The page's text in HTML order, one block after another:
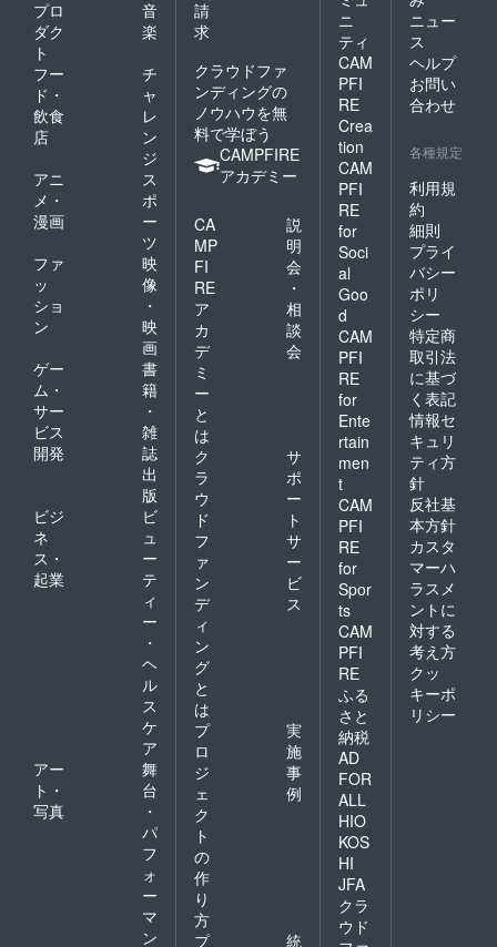
プロ
ダク
ト
音
楽
フー
ド・
飲食
店
チ
ャ
レ
ン
ジ
アニ
メ・
漫画
ス
ポ
ー
ツ
ファ
ッ
ショ
ン
映
像
・
映
画
ゲー
ム・
サー
ビス
開発
書
籍
・
雑
誌
出
版
ビジ
ネ
ス・
起業
ビ
ュ
ー
テ
ィ
ー
・
ヘ
ル
ス
ケ
ア
アー
ト・
写真
舞
台
・
パ
フ
ォ
ー
マ
ン
請
求
クラウドファ
ンディングの
ノウハウを無
料で学ぼう
CAMPFIRE
アカデミー
CA
MP
FI
RE
ア
カ
デ
ミ
ー
と
は
説
明
会
・
相
談
会
ク
ラ
ウ
ド
フ
ァ
ン
デ
ィ
ン
グ
と
は
サ
ポ
ー
ト
サ
ー
ビ
ス
プ
ロ
ジ
ェ
ク
ト
の
作
り
方
実
施
事
例
プ 統
ニ
ティ
CAM
PFI
RE
Crea
tion
CAM
PFI
RE
for
Soci
al
Goo
d
CAM
PFI
RE
for
Ente
rtain
men
t
CAM
PFI
RE
for
Spor
ts
CAM
PFI
RE
ふる
さと
納税
AD
FOR
ALL
HIO
KOS
HI
JFA
クラ
ウド
ニュー
ス
ヘルプ
お問い
合わせ
各種規定
利用規
約
細則
プライ
バシー
ポリ
シー
特定商
取引法
に基づ
く表記
情報セ
キュリ
ティ方
針
反社基
本方針
カスタ
マーハ
ラスメ
ントに
対する
考え方
クッ
キーポ
リシー